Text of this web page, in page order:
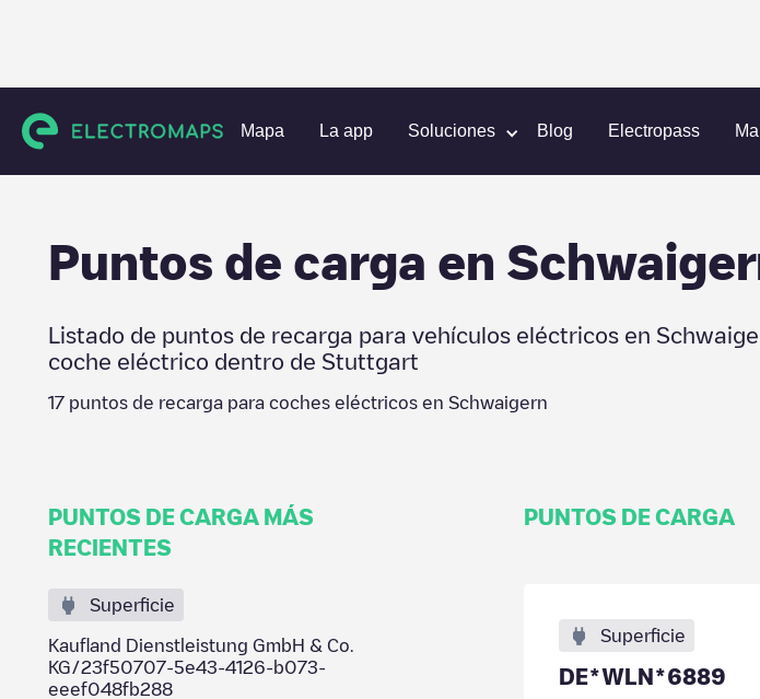
Mapa La app Soluciones Blog Electropass
Estaciones de carga Alemania Stuttgart Schwaigern
Puntos de carga en
Listado de puntos de recarga para vehículos eléctricos en
coche eléctrico dentro de Stuttgart
17 puntos de recarga para coches eléctricos en Schwaigern
PUNTOS DE CARGA MÁS
RECIENTES
Superficie
Kaufland Dienstleistung GmbH & Co.
KG/23f50707-5e43-4126-b073-
eeef048fb288
PUNTOS DE CARGA
Superficie
DE*WLN*6889